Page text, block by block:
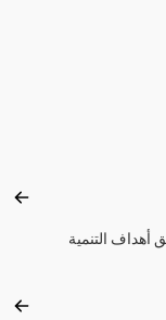
عن
أهداف التنمية